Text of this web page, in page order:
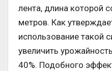
лента, длина которой
метров. Как
использование такой
увеличить
40%. Подобного